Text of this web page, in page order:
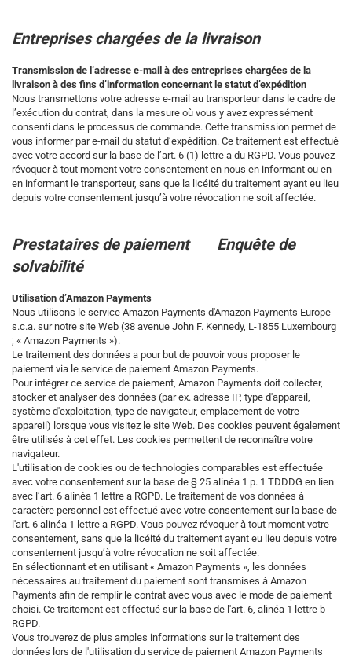
Entreprises chargées de la livraison
Transmission de l’adresse e-mail à des entreprises chargées de la
livraison à des fins d’information concernant le statut d’expédition
Nous transmettons votre adresse e-mail au transporteur dans le cadre de
l’exécution du contrat, dans la mesure où vous y avez expressément
consenti dans le processus de commande. Cette transmission permet de
vous informer par e-mail du statut d’expédition. Ce traitement est effectué
avec votre accord sur la base de l’art. 6 (1) lettre a du RGPD. Vous pouvez
révoquer à tout moment votre consentement en nous en informant ou en
en informant le transporteur, sans que la licéité du traitement ayant eu lieu
depuis votre consentement jusqu’à votre révocation ne soit affectée.
Prestataires de paiement
Enquête de
solvabilité
Utilisation d’Amazon Payments
Nous utilisons le service Amazon Payments d'Amazon Payments Europe
s.c.a. sur notre site Web (38 avenue John F. Kennedy, L-1855 Luxembourg
; « Amazon Payments »).
Le traitement des données a pour but de pouvoir vous proposer le
paiement via le service de paiement Amazon Payments.
Pour intégrer ce service de paiement, Amazon Payments doit collecter,
stocker et analyser des données (par ex. adresse IP, type d'appareil,
système d'exploitation, type de navigateur, emplacement de votre
appareil) lorsque vous visitez le site Web. Des cookies peuvent également
être utilisés à cet effet. Les cookies permettent de reconnaître votre
navigateur.
L'utilisation de cookies ou de technologies comparables est effectuée
avec votre consentement sur la base de § 25 alinéa 1 p. 1 TDDDG en lien
avec l’art. 6 alinéa 1 lettre a RGPD. Le traitement de vos données à
caractère personnel est effectué avec votre consentement sur la base de
l'art. 6 alinéa 1 lettre a RGPD. Vous pouvez révoquer à tout moment votre
consentement, sans que la licéité du traitement ayant eu lieu depuis votre
consentement jusqu’à votre révocation ne soit affectée.
En sélectionnant et en utilisant « Amazon Payments », les données
nécessaires au traitement du paiement sont transmises à Amazon
Payments afin de remplir le contrat avec vous avec le mode de paiement
choisi. Ce traitement est effectué sur la base de l'art. 6, alinéa 1 lettre b
RGPD.
Vous trouverez de plus amples informations sur le traitement des
données lors de l'utilisation du service de paiement Amazon Payments